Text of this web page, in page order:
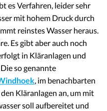
es Verfahren, leider sehr
mit hohem Druck durch
reinstes Wasser heraus.
Es gibt aber auch noch
in Kläranlagen und
so genannte
, im benachbarten
Kläranlagen an, um mit
soll aufbereitet und